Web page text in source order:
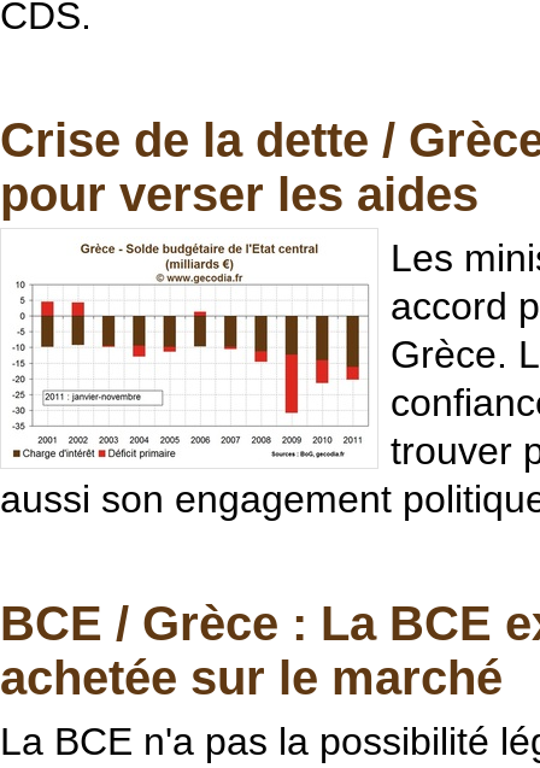
CDS.
Crise de la dette /
pour verser les aides
Les
accord
Grèce.
trouver
aussi son engagement
BCE / Grèce : La BCE
achetée sur le marché
La BCE n'a pas la possibilité